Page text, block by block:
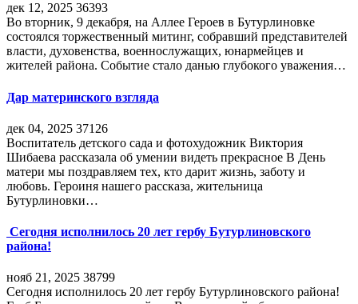
дек 12, 2025 36393
Во вторник, 9 декабря, на Аллее Героев в Бутурлиновке
состоялся торжественный митинг, собравший представителей
власти, духовенства, военнослужащих, юнармейцев и
жителей района. Событие стало данью глубокого уважения…
Дар материнского взгляда
дек 04, 2025 37126
Воспитатель детского сада и фотохудожник Виктория
Шибаева рассказала об умении видеть прекрасное В День
матери мы поздравляем тех, кто дарит жизнь, заботу и
любовь. Героиня нашего рассказа, жительница
Бутурлиновки…
Сегодня исполнилось 20 лет гербу Бутурлиновского
района!
нояб 21, 2025 38799
Сегодня исполнилось 20 лет гербу Бутурлиновского района!